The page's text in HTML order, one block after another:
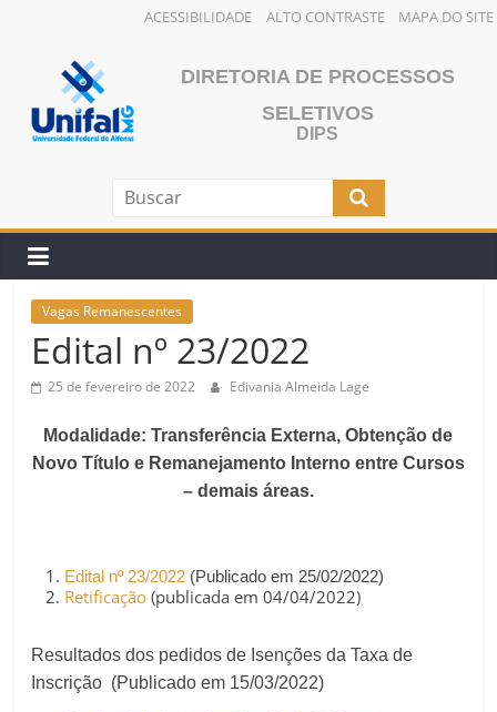
ACESSIBILIDADE ALTO CONTRASTE MAPA DO SITE
conteúdo
DIRETORIA DE PROCESSOS
SELETIVOS
DIPS
Vagas Remanescentes
Edital nº 23/2022
25 de fevereiro de 2022 Edivania Almeida Lage
Modalidade: Transferência Externa, Obtenção de
Novo Título e Remanejamento Interno entre Cursos
– demais áreas.
Edital nº 23/2022 (Publicado em 25/02/2022)
Retificação (publicada em 04/04/2022)
Resultados dos pedidos de Isenções da Taxa de
Inscrição (Publicado em 15/03/2022)